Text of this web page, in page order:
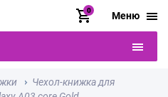
0 Меню
Чехол-книжка для